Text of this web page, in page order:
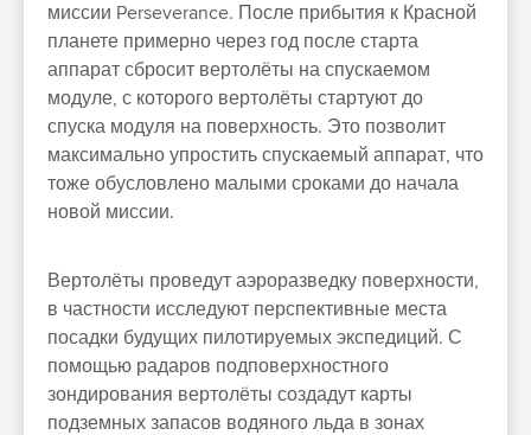
миссии Perseverance. После прибытия к Красной
планете примерно через год после старта
аппарат сбросит вертолёты на спускаемом
модуле, с которого вертолёты стартуют до
спуска модуля на поверхность. Это позволит
максимально упростить спускаемый аппарат, что
тоже обусловлено малыми сроками до начала
новой миссии.
Вертолёты проведут аэроразведку поверхности,
в частности исследуют перспективные места
посадки будущих пилотируемых экспедиций. С
помощью радаров подповерхностного
зондирования вертолёты создадут карты
подземных запасов водяного льда в зонах